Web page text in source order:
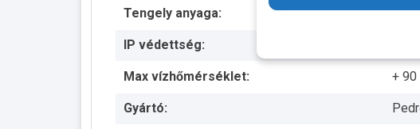
Tengely anyaga: AISI
IP védettség:
Max vízhőmérséklet: +
Gyártó: